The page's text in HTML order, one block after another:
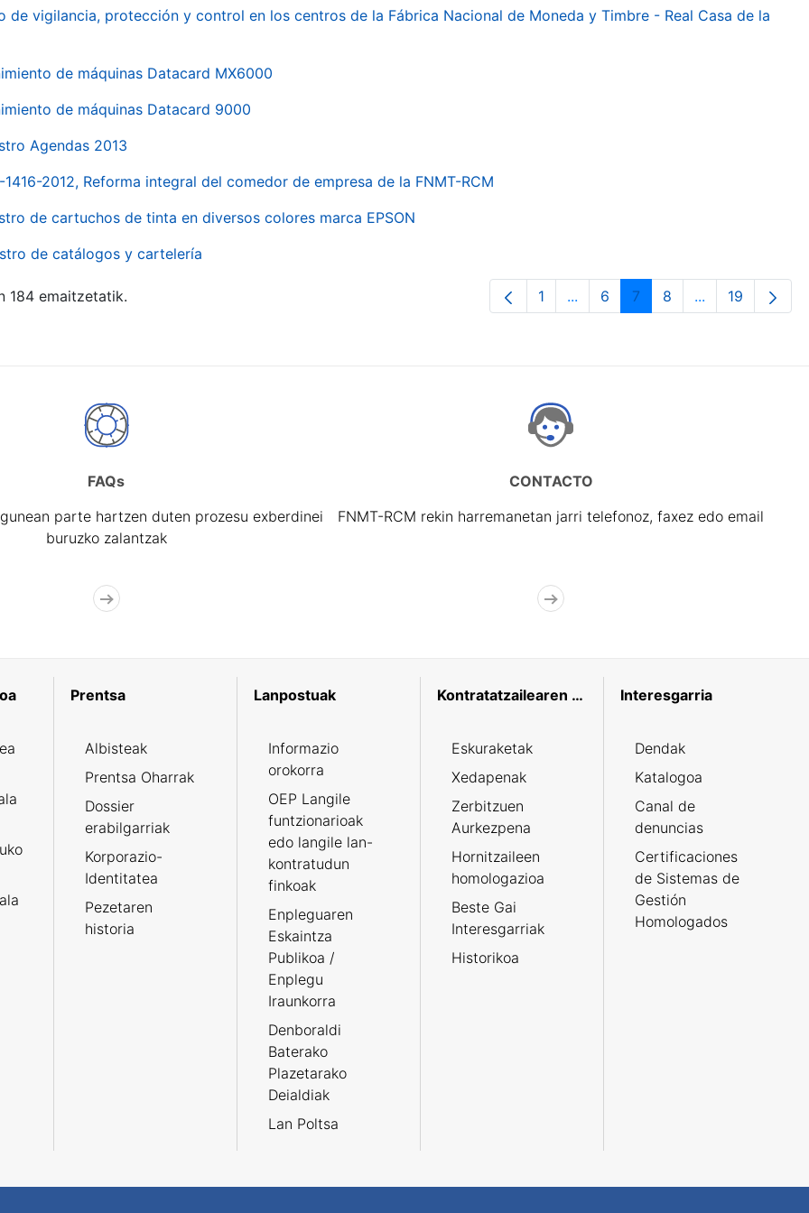
de vigilancia, protección y control en los centros de la Fábrica Nacional de Moneda y Timbre - Real Casa de la
de máquinas Datacard MX6000
de máquinas Datacard 9000
Agendas 2013
1416-2012, Reforma integral del comedor de empresa de la FNMT-RCM
de cartuchos de tinta en diversos colores marca EPSON
de catálogos y cartelería
184 emaitzetatik. Orrialdea
1 ...Intermediate Pages Use TAB to
Orrialdea
6 Orrialdea
7 Orrialdea
8 ...Intermediate
Orrialdea
19
FAQs
parte hartzen duten prozesu exberdinei
buruzko zalantzak
CONTACTO
FNMT-RCM rekin harremanetan jarri telefonoz, faxez edo email
Prentsa
Albisteak
Prentsa Oharrak
Dossier
erabilgarriak
Korporazio-
Identitatea
Pezetaren
historia
Lanpostuak
Informazio
orokorra
OEP Langile
funtzionarioak
edo langile lan-
kontratudun
finkoak
Enpleguaren
Eskaintza
Publikoa /
Enplegu
Iraunkorra
Denboraldi
Baterako
Plazetarako
Deialdiak
Lan Poltsa
Kontratatzailearen profila
Eskuraketak
Xedapenak
Zerbitzuen
Aurkezpena
Hornitzaileen
homologazioa
Beste Gai
Interesgarriak
Historikoa
Interesgarria
Dendak
Katalogoa
Canal de
denuncias
Certificaciones
de Sistemas de
Gestión
Homologados